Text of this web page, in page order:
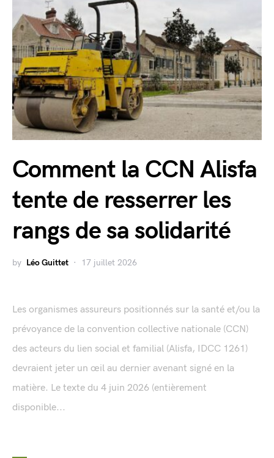
Comment la CCN Alisfa
tente de resserrer les
rangs de sa solidarité
by Léo Guittet 17 juillet 2026
Les organismes assureurs positionnés sur la santé et/ou la
prévoyance de la convention collective nationale (CCN)
des acteurs du lien social et familial (Alisfa, IDCC 1261)
devraient jeter un œil au dernier avenant signé en la
matière. Le texte du 4 juin 2026 (entièrement
disponible...